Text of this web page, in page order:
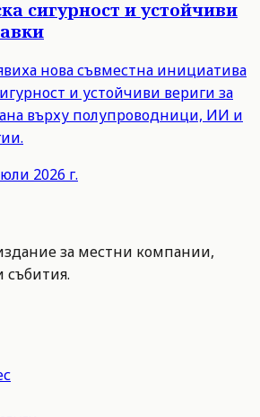
сигурност и устойчиви
нова съвместна инициатива
и устойчиви вериги за
върху полупроводници, ИИ и
2026 г.
за местни компании,
събития.